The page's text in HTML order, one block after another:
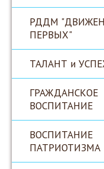
РДДМ
ПЕРВЫХ"
ТАЛАНТ и
ГРАЖДАНСКОЕ
ВОСПИТАНИЕ
ВОСПИТАНИЕ
ПАТРИОТИЗМА